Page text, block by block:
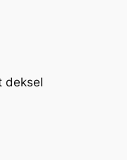
deksel